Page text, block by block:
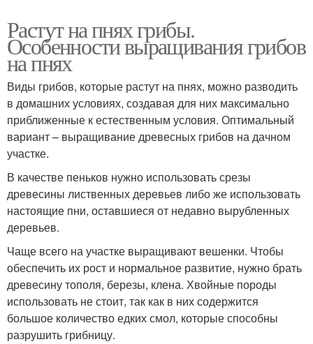
Растут на пнях грибы.
Особенности выращивания грибов
на пнях
Виды грибов, которые растут на пнях, можно разводить
в домашних условиях, создавая для них максимально
приближенные к естественным условия. Оптимальный
вариант – выращивание древесных грибов на дачном
участке.
В качестве пеньков нужно использовать срезы
древесины лиственных деревьев либо же использовать
настоящие пни, оставшиеся от недавно вырубленных
деревьев.
Чаще всего на участке выращивают вешенки. Чтобы
обеспечить их рост и нормальное развитие, нужно брать
древесину тополя, березы, клена. Хвойные породы
использовать не стоит, так как в них содержится
большое количество едких смол, которые способны
разрушить грибницу.